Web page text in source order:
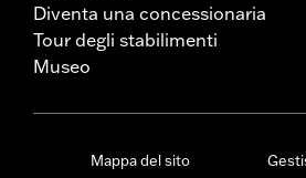
Diventa una concessionaria
Tour degli stabilimenti
Museo
Mappa del sito